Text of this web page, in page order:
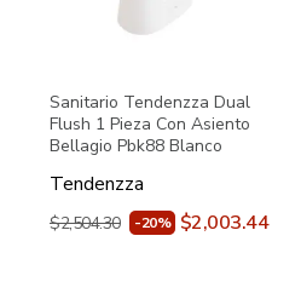
Sanitario Tendenzza Dual
Flush 1 Pieza Con Asiento
Bellagio Pbk88 Blanco
Tendenzza
$2,504.30 -20% $2,003.44